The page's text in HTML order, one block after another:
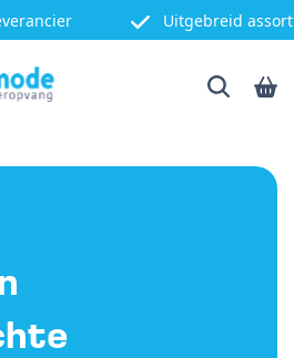
Uitgebreid